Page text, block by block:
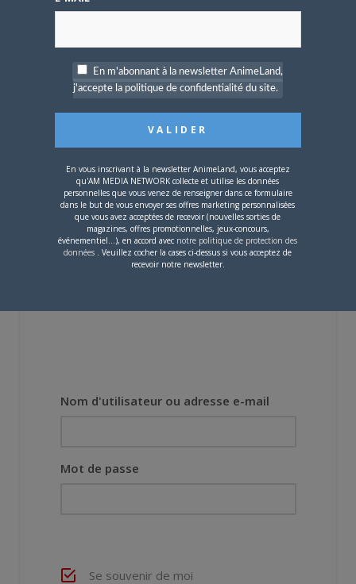
pour 2027
0
[Entretien] Mokochan : «
Lors des prémices du
projet, il était déjà
demandé de suivre au
mieux le manga
originel.»
vous connecter pour laisser un
Nom d'utilisateur ou adresse e-mail
Mot de passe
Se souvenir de moi
En m'abonnant à la newsletter AnimeLand,
j'accepte la politique de confidentialité du site.
En vous inscrivant à la newsletter AnimeLand, vous acceptez
qu'AM MEDIA NETWORK collecte et utilise les données
personnelles que vous venez de renseigner dans ce formulaire
dans le but de vous envoyer ses offres marketing personnalisées
que vous avez acceptées de recevoir (nouvelles sorties de
magazines, offres promotionnelles, jeux-concours,
événementiel...), en accord avec notre politique de protection des
données . Veuillez cocher la cases ci-dessus si vous acceptez de
recevoir notre newsletter.